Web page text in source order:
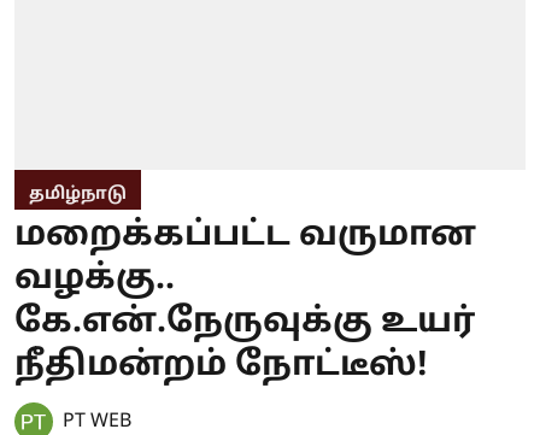
தமிழ்நாடு
மறைக்கப்பட்ட வருமான
வழக்கு..
கே.என்.நேருவுக்கு உயர்
நீதிமன்றம் நோட்டீஸ்!
PT WEB